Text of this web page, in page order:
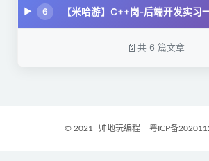
6 【米哈游】C++岗-后端开发实习
共 6 篇文章
© 2021 帅地玩编程 粤ICP备